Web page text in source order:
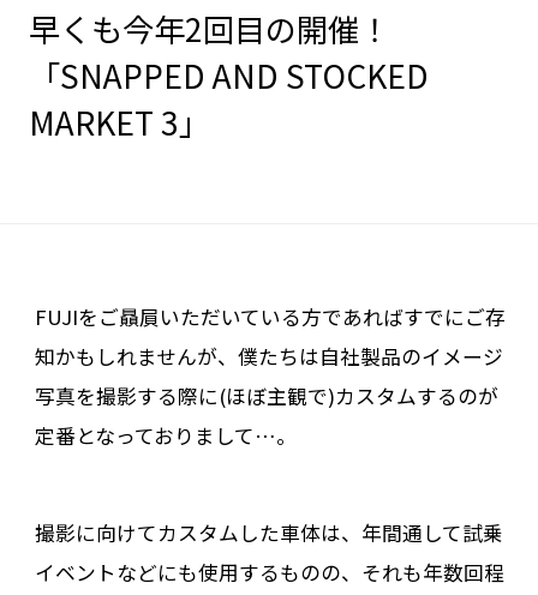
早くも今年2回目の開催！
「SNAPPED AND STOCKED
MARKET 3」
FUJIをご贔屓いただいている方であればすでにご存
知かもしれませんが、僕たちは自社製品のイメージ
写真を撮影する際に(ほぼ主観で)カスタムするのが
定番となっておりまして…。
撮影に向けてカスタムした車体は、年間通して試乗
イベントなどにも使用するものの、それも年数回程